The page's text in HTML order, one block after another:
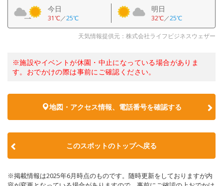
今日
31℃／25℃
明日
32℃／25℃
天気情報提供元：株式会社ライフビジネスウェザー
※施設やイベントが休園・中止になっている場合がありま
す。おでかけの際は事前にご確認ください。
地図・アクセス情報、電話番号を確認する
このスポットのトップへ戻る
※掲載情報は2025年6月時点のものです。随時更新をしておりますが内